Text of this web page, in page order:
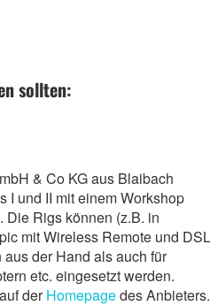
sollten:
& Co KG aus Blaibach
I und II mit einem Workshop
Rigs können (z.B. in
mit Wireless Remote und
der Hand als auch für
etc. eingesetzt werden.
derHomepagedes Anbieters.